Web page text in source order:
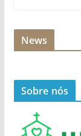
News
Sobre nós